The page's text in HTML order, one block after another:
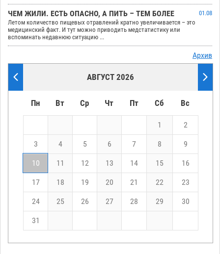
ЧЕМ ЖИЛИ. ЕСТЬ ОПАСНО, А ПИТЬ – ТЕМ БОЛЕЕ
01.08
Летом количество пищевых отравлений кратно увеличивается – это
медицинский факт. И тут можно приводить медстатистику или
вспоминать недавнюю ситуацию ...
Архив
АВГУСТ 2026
Пн Вт Ср Чт Пт Сб Вс
1 2
3 4 5 6 7 8 9
10 11 12 13 14 15 16
17 18 19 20 21 22 23
24 25 26 27 28 29 30
31